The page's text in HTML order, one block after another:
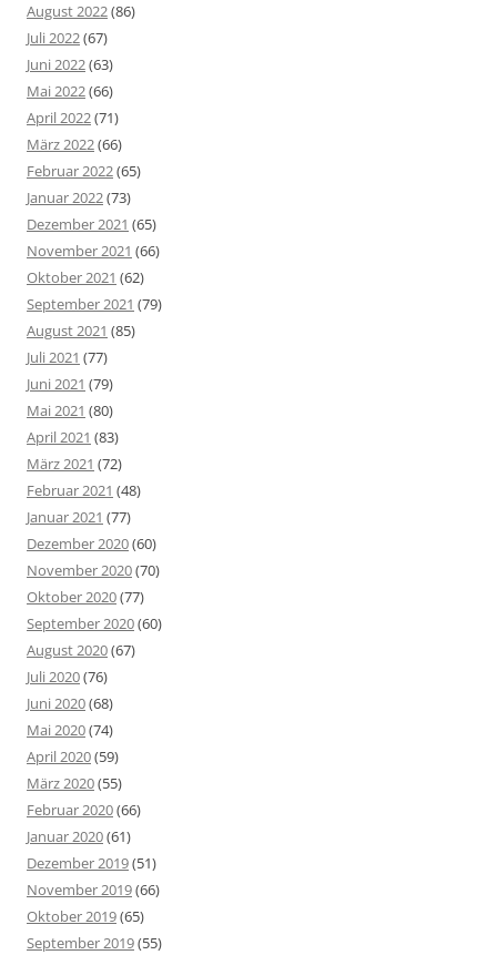
August 2022(86)
Juli 2022(67)
Juni 2022(63)
Mai 2022(66)
April 2022(71)
März 2022(66)
Februar 2022(65)
Januar 2022(73)
Dezember 2021 (65)
November 2021 (66)
Oktober 2021 (62)
September 2021 (79)
August 2021 (85)
Juli 2021 (77)
Juni 2021 (79)
Mai 2021 (80)
April 2021 (83)
März 2021 (72)
Februar 2021 (48)
Januar 2021 (77)
Dezember 2020(60)
November 2020(70)
Oktober 2020(77)
September 2020(60)
August 2020(67)
Juli 2020(76)
Juni 2020(68)
Mai 2020(74)
April 2020(59)
März 2020(55)
Februar 2020(66)
Januar 2020(61)
Dezember 2019(51)
November 2019(66)
Oktober 2019(65)
September 2019(55)